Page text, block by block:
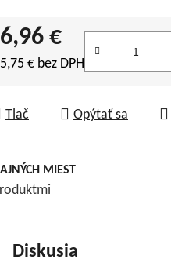
6,96 €
5,75 € bez DPH
Tlač Opýtať sa
MIEST
Diskusia